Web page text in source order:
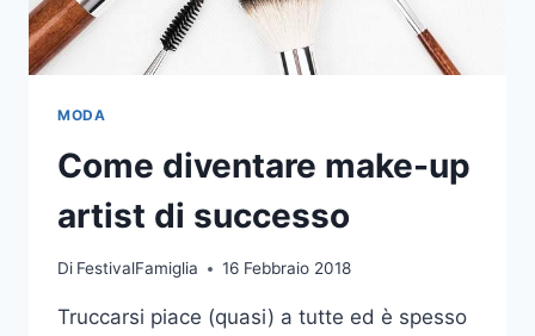
MODA
Come diventare make-up
artist di successo
Di FestivalFamiglia 16 Febbraio 2018
Truccarsi piace (quasi) a tutte ed è spesso